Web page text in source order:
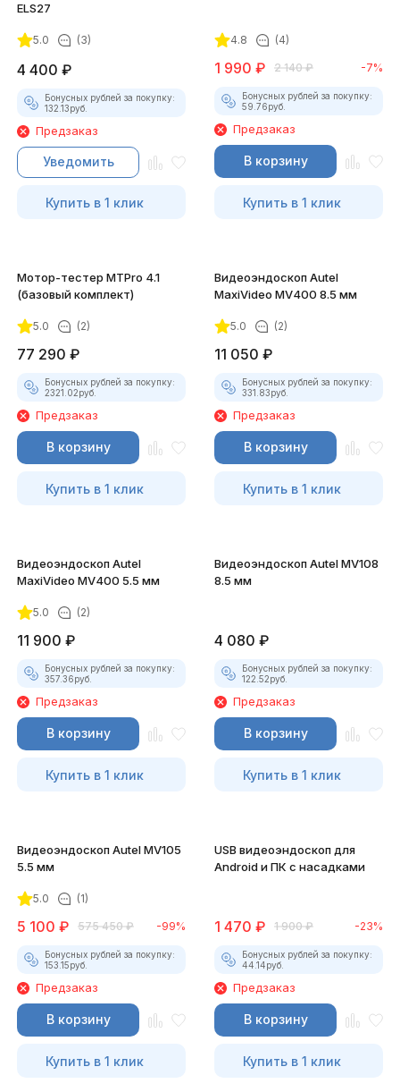
ELS27
5.0 (3)
4 400 ₽
Бонусных рублей за покупку:
132.13руб.
Предзаказ
Уведомить
Купить в 1 клик
4.8 (4)
1 990 ₽ 2 140 ₽ -7%
Бонусных рублей за покупку:
59.76руб.
Предзаказ
В корзину
Купить в 1 клик
Мотор-тестер MTPro 4.1
(базовый комплект)
5.0 (2)
77 290 ₽
Бонусных рублей за покупку:
2321.02руб.
Предзаказ
В корзину
Купить в 1 клик
Видеоэндоскоп Autel
MaxiVideo MV400 8.5 мм
5.0 (2)
11 050 ₽
Бонусных рублей за покупку:
331.83руб.
Предзаказ
В корзину
Купить в 1 клик
Видеоэндоскоп Autel
MaxiVideo MV400 5.5 мм
5.0 (2)
11 900 ₽
Бонусных рублей за покупку:
357.36руб.
Предзаказ
В корзину
Купить в 1 клик
Видеоэндоскоп Autel MV108
8.5 мм
4 080 ₽
Бонусных рублей за покупку:
122.52руб.
Предзаказ
В корзину
Купить в 1 клик
Видеоэндоскоп Autel MV105
5.5 мм
5.0 (1)
5 100 ₽ 575 450 ₽ -99%
Бонусных рублей за покупку:
153.15руб.
Предзаказ
В корзину
Купить в 1 клик
USB видеоэндоскоп для
Android и ПК с насадками
1 470 ₽ 1 900 ₽ -23%
Бонусных рублей за покупку:
44.14руб.
Предзаказ
В корзину
Купить в 1 клик